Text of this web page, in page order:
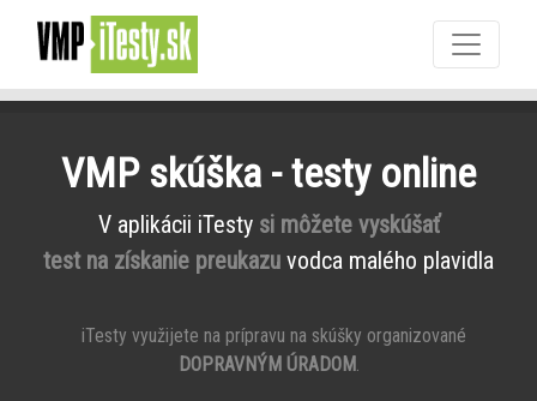
VMP skúška - testy online
V aplikácii iTesty si môžete vyskúšať
test na získanie preukazu vodca malého plavidla
iTesty využijete na prípravu na skúšky organizované
DOPRAVNÝM ÚRADOM.